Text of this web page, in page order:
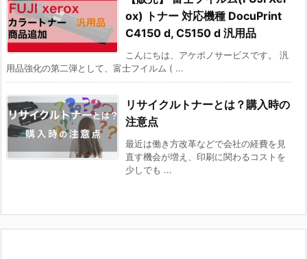
ox) トナー 対応機種 DocuPrint
C4150 d, C5150 d 汎用品
こんにちは、アケボノサービスです。 汎
用品強化の第二弾として、富士フイルム ( ...
リサイクルトナーとは？購入時の
注意点
最近は働き方改革などで会社の経費を見
直す機会が増え、印刷に関わるコストを
少しでも ...